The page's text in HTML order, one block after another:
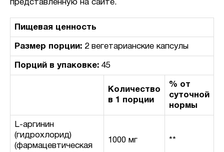
представленную на сайте.
Пищевая ценность
Размер порции: 2 вегетарианские капсулы
Порций в упаковке: 45
Количество
в 1 порции
% от
суточной
нормы
L-аргинин
(гидрохлорид)
(фармацевтическая
1000 мг **